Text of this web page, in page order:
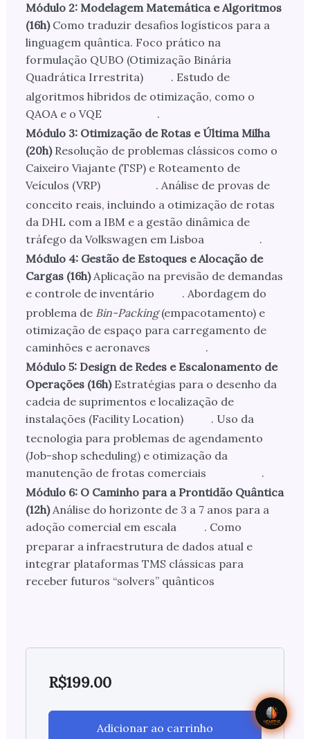
Módulo 2: Modelagem Matemática e Algoritmos
(16h) Como traduzir desafios logísticos para a
linguagem quântica. Foco prático na
formulação QUBO (Otimização Binária
Quadrática Irrestrita)
. Estudo de
algoritmos híbridos de otimização, como o
QAOA e o VQE
.
Módulo 3: Otimização de Rotas e Última Milha
(20h) Resolução de problemas clássicos como o
Caixeiro Viajante (TSP) e Roteamento de
Veículos (VRP)
. Análise de provas de
conceito reais, incluindo a otimização de rotas
da DHL com a IBM e a gestão dinâmica de
tráfego da Volkswagen em Lisboa
.
Módulo 4: Gestão de Estoques e Alocação de
Cargas (16h) Aplicação na previsão de demandas
e controle de inventário
. Abordagem do
problema de Bin-Packing(empacotamento) e
otimização de espaço para carregamento de
caminhões e aeronaves
.
Módulo 5: Design de Redes e Escalonamento de
Operações (16h) Estratégias para o desenho da
cadeia de suprimentos e localização de
instalações (Facility Location)
. Uso da
tecnologia para problemas de agendamento
(Job-shop scheduling) e otimização da
manutenção de frotas comerciais
.
Módulo 6: O Caminho para a Prontidão Quântica
(12h) Análise do horizonte de 3 a 7 anos para a
adoção comercial em escala
. Como
preparar a infraestrutura de dados atual e
integrar plataformas TMS clássicas para
receber futuros “solvers” quânticos
R$199.00
Adicionar ao carrinho